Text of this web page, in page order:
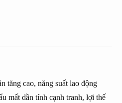
tăng cao, năng suất lao động
mất dần tính cạnh tranh, lợi thế